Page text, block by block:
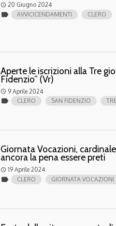
access_time 20 Giugno 2024
label AVVICICENDAMENTI CLERO
Aperte le iscrizioni alla Tre
Fidenzio” (Vr)
access_time 9 Aprile 2024
label CLERO SAN FIDENZIO
Giornata Vocazioni,
ancora la pena essere preti
access_time 19 Aprile 2024
label CLERO GIORNATA VOCAZIONI